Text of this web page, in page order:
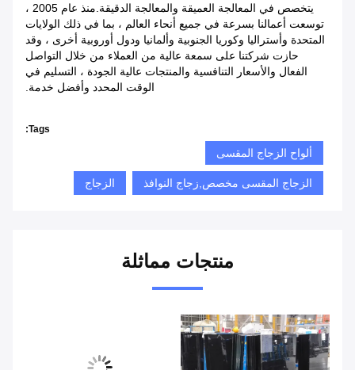
يتخصص في المعالجة العميقة والمعالجة الدقيقة.منذ عام 2005 ،
توسعت أعمالنا بسرعة في جميع أنحاء العالم ، بما في ذلك الولايات
المتحدة وأستراليا وكوريا الجنوبية وألمانيا ودول أوروبية أخرى ، وقد
حازت شركتنا على سمعة عالية من العملاء من خلال التواصل
الفعال والأسعار التنافسية والمنتجات عالية الجودة ، التسليم في
الوقت المحدد وأفضل خدمة.
Tags:
ألواح الزجاج المقسى
الزجاج المقسى مخصص,زجاج النوافذ الزجاج
منتجات مماثلة